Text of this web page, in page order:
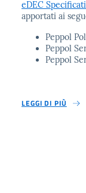
eDEC
apportati ai
Peppol
Peppol
Peppol
LEGGI DI PIÙ